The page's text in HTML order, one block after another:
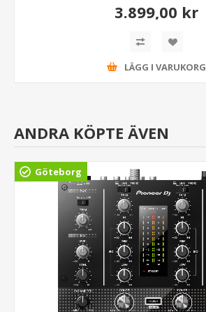
3.899,00 kr
LÄGG I VARUKORG
ANDRA KÖPTE ÄVEN
Göteborg